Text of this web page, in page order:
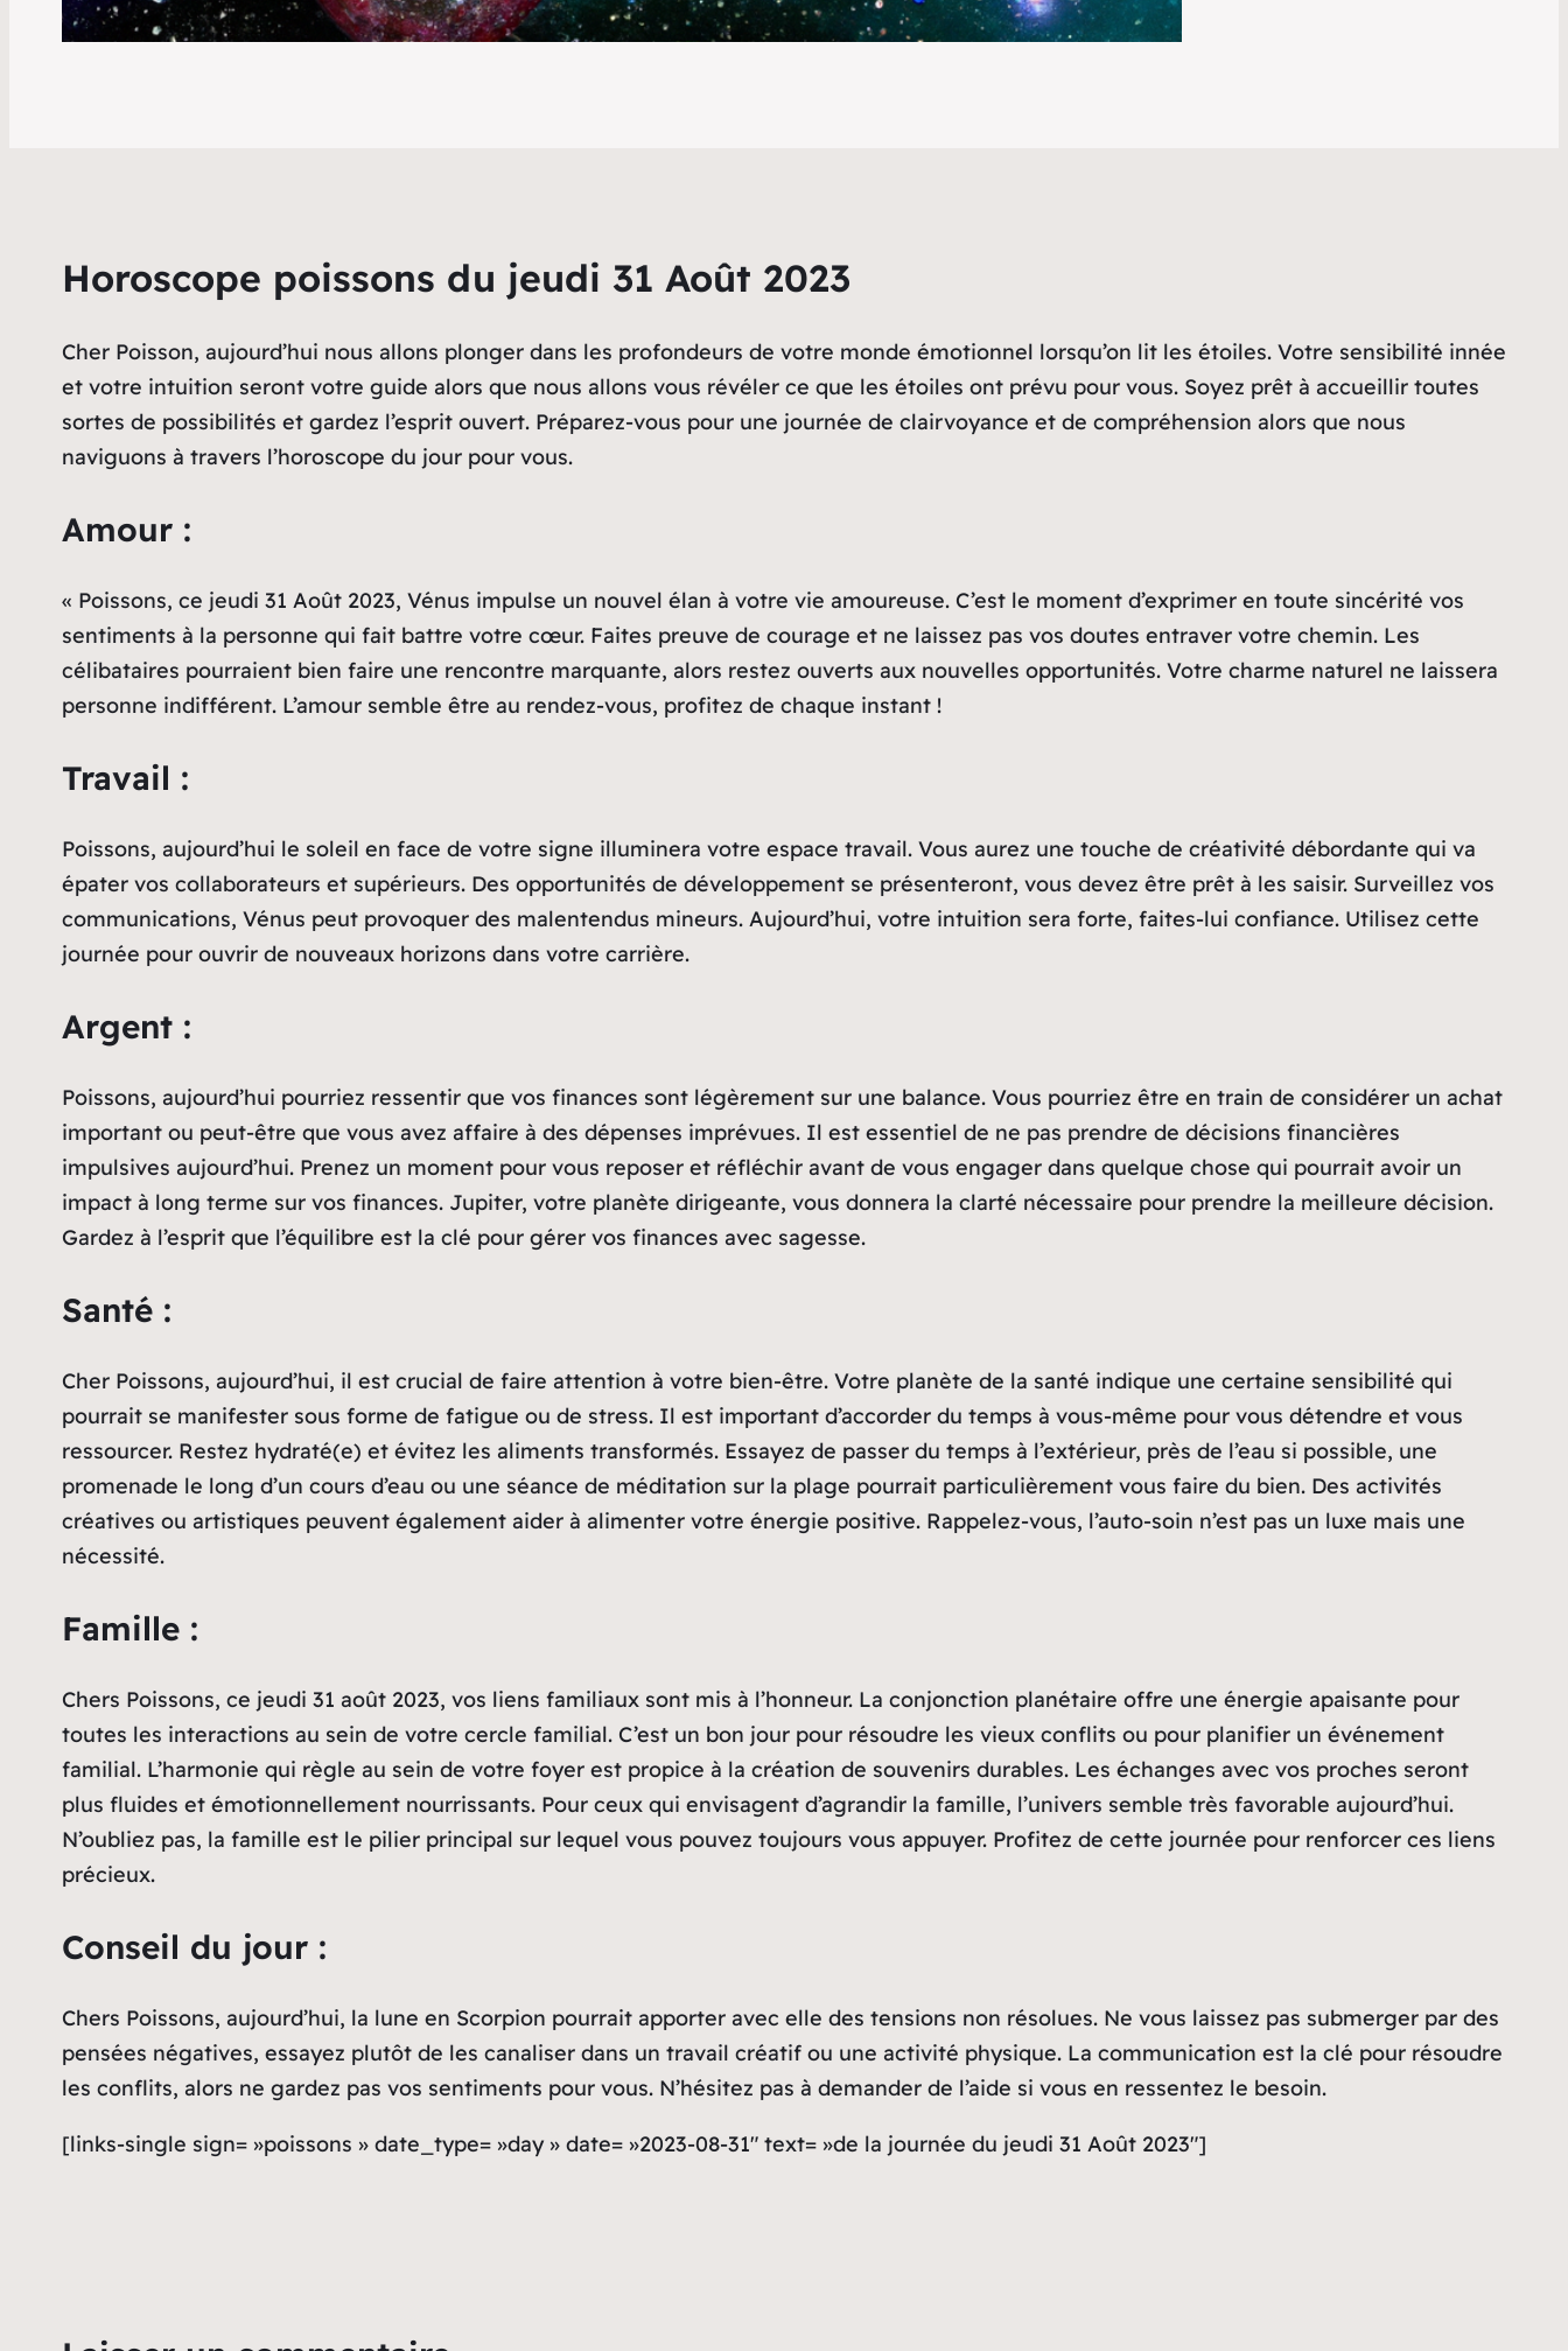
Horoscope poissons du jeudi 31 Août 2023
Cher Poisson, aujourd’hui nous allons plonger dans les profondeurs de votre monde émotionnel lorsqu’on lit les étoiles. Votre sensibilité innée
et votre intuition seront votre guide alors que nous allons vous révéler ce que les étoiles ont prévu pour vous. Soyez prêt à accueillir toutes
sortes de possibilités et gardez l’esprit ouvert. Préparez-vous pour une journée de clairvoyance et de compréhension alors que nous
naviguons à travers l’horoscope du jour pour vous.
Amour :
« Poissons, ce jeudi 31 Août 2023, Vénus impulse un nouvel élan à votre vie amoureuse. C’est le moment d’exprimer en toute sincérité vos
sentiments à la personne qui fait battre votre cœur. Faites preuve de courage et ne laissez pas vos doutes entraver votre chemin. Les
célibataires pourraient bien faire une rencontre marquante, alors restez ouverts aux nouvelles opportunités. Votre charme naturel ne laissera
personne indifférent. L’amour semble être au rendez-vous, profitez de chaque instant !
Travail :
Poissons, aujourd’hui le soleil en face de votre signe illuminera votre espace travail. Vous aurez une touche de créativité débordante qui va
épater vos collaborateurs et supérieurs. Des opportunités de développement se présenteront, vous devez être prêt à les saisir. Surveillez vos
communications, Vénus peut provoquer des malentendus mineurs. Aujourd’hui, votre intuition sera forte, faites-lui confiance. Utilisez cette
journée pour ouvrir de nouveaux horizons dans votre carrière.
Argent :
Poissons, aujourd’hui pourriez ressentir que vos finances sont légèrement sur une balance. Vous pourriez être en train de considérer un achat
important ou peut-être que vous avez affaire à des dépenses imprévues. Il est essentiel de ne pas prendre de décisions financières
impulsives aujourd’hui. Prenez un moment pour vous reposer et réfléchir avant de vous engager dans quelque chose qui pourrait avoir un
impact à long terme sur vos finances. Jupiter, votre planète dirigeante, vous donnera la clarté nécessaire pour prendre la meilleure décision.
Gardez à l’esprit que l’équilibre est la clé pour gérer vos finances avec sagesse.
Santé :
Cher Poissons, aujourd’hui, il est crucial de faire attention à votre bien-être. Votre planète de la santé indique une certaine sensibilité qui
pourrait se manifester sous forme de fatigue ou de stress. Il est important d’accorder du temps à vous-même pour vous détendre et vous
ressourcer. Restez hydraté(e) et évitez les aliments transformés. Essayez de passer du temps à l’extérieur, près de l’eau si possible, une
promenade le long d’un cours d’eau ou une séance de méditation sur la plage pourrait particulièrement vous faire du bien. Des activités
créatives ou artistiques peuvent également aider à alimenter votre énergie positive. Rappelez-vous, l’auto-soin n’est pas un luxe mais une
nécessité.
Famille :
Chers Poissons, ce jeudi 31 août 2023, vos liens familiaux sont mis à l’honneur. La conjonction planétaire offre une énergie apaisante pour
toutes les interactions au sein de votre cercle familial. C’est un bon jour pour résoudre les vieux conflits ou pour planifier un événement
familial. L’harmonie qui règle au sein de votre foyer est propice à la création de souvenirs durables. Les échanges avec vos proches seront
plus fluides et émotionnellement nourrissants. Pour ceux qui envisagent d’agrandir la famille, l’univers semble très favorable aujourd’hui.
N’oubliez pas, la famille est le pilier principal sur lequel vous pouvez toujours vous appuyer. Profitez de cette journée pour renforcer ces liens
précieux.
Conseil du jour :
Chers Poissons, aujourd’hui, la lune en Scorpion pourrait apporter avec elle des tensions non résolues. Ne vous laissez pas submerger par des
pensées négatives, essayez plutôt de les canaliser dans un travail créatif ou une activité physique. La communication est la clé pour résoudre
les conflits, alors ne gardez pas vos sentiments pour vous. N’hésitez pas à demander de l’aide si vous en ressentez le besoin.
[links-single sign= »poissons » date_type= »day » date= »2023-08-31″ text= »de la journée du jeudi 31 Août 2023″]